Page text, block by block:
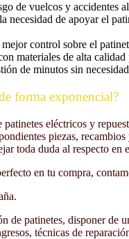
de vuelcos y accidentes
necesidad de apoyar el
control sobre el
materiales de alta
de minutos sin
forma exponencial?
eléctricos y
piezas, recambios
toda duda al respecto en
en tu compra,
de patinetes, disponer
técnicas de